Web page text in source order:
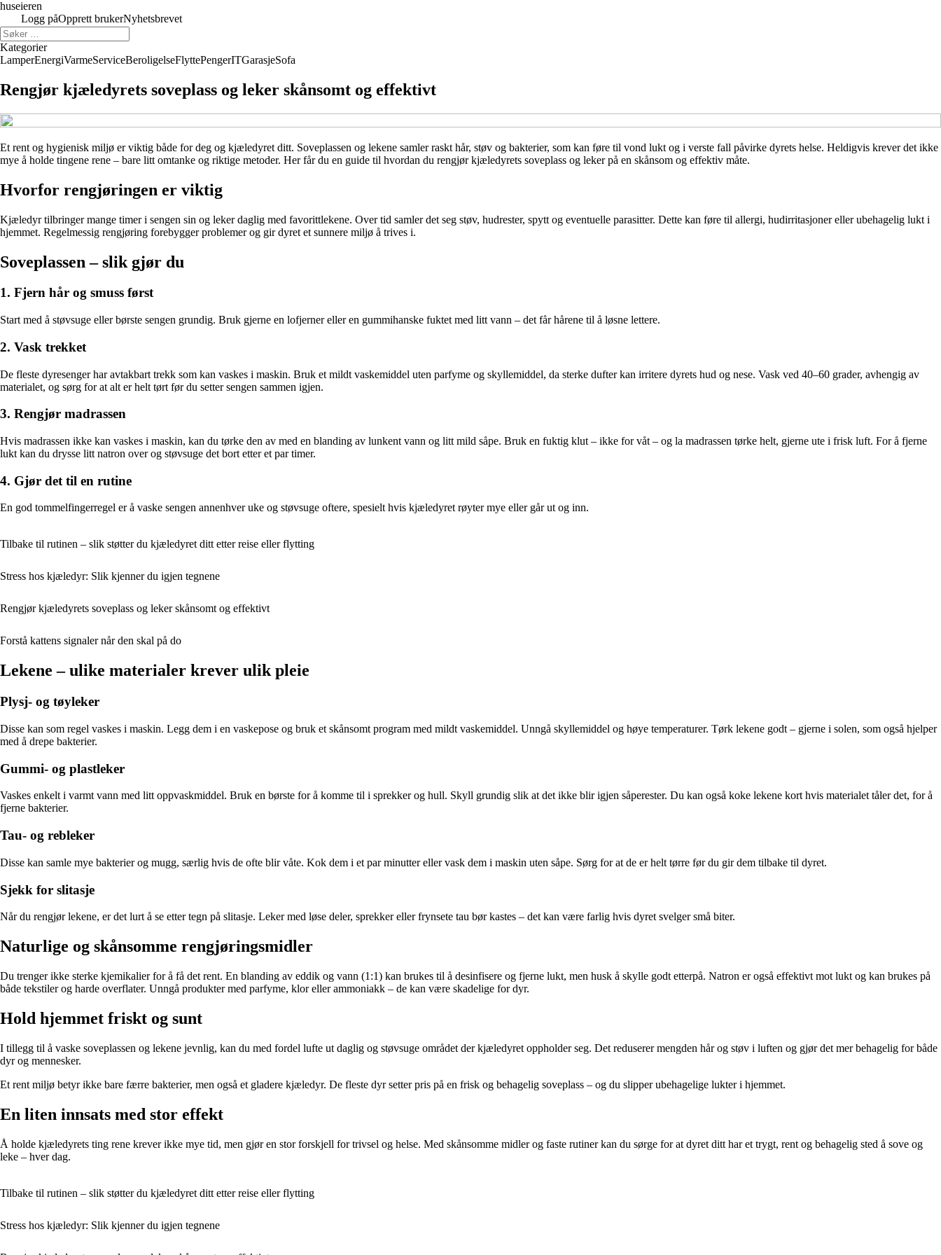
huseieren
Logg påOpprett brukerNyhetsbrevet
Kategorier
LamperEnergiVarmeServiceBeroligelseFlyttePengerITGarasjeSofa
Rengjør kjæledyrets soveplass og leker skånsomt og effektivt
Et rent og hygienisk miljø er viktig både for deg og kjæledyret ditt. Soveplassen og lekene samler raskt hår, støv og bakterier, som kan føre til vond lukt og i verste fall påvirke dyrets helse. Heldigvis krever det ikke
mye å holde tingene rene – bare litt omtanke og riktige metoder. Her får du en guide til hvordan du rengjør kjæledyrets soveplass og leker på en skånsom og effektiv måte.
Hvorfor rengjøringen er viktig
Kjæledyr tilbringer mange timer i sengen sin og leker daglig med favorittlekene. Over tid samler det seg støv, hudrester, spytt og eventuelle parasitter. Dette kan føre til allergi, hudirritasjoner eller ubehagelig lukt i
hjemmet. Regelmessig rengjøring forebygger problemer og gir dyret et sunnere miljø å trives i.
Soveplassen – slik gjør du
1. Fjern hår og smuss først
Start med å støvsuge eller børste sengen grundig. Bruk gjerne en lofjerner eller en gummihanske fuktet med litt vann – det får hårene til å løsne lettere.
2. Vask trekket
De fleste dyresenger har avtakbart trekk som kan vaskes i maskin. Bruk et mildt vaskemiddel uten parfyme og skyllemiddel, da sterke dufter kan irritere dyrets hud og nese. Vask ved 40–60 grader, avhengig av
materialet, og sørg for at alt er helt tørt før du setter sengen sammen igjen.
3. Rengjør madrassen
Hvis madrassen ikke kan vaskes i maskin, kan du tørke den av med en blanding av lunkent vann og litt mild såpe. Bruk en fuktig klut – ikke for våt – og la madrassen tørke helt, gjerne ute i frisk luft. For å fjerne
lukt kan du drysse litt natron over og støvsuge det bort etter et par timer.
4. Gjør det til en rutine
En god tommelfingerregel er å vaske sengen annenhver uke og støvsuge oftere, spesielt hvis kjæledyret røyter mye eller går ut og inn.
Tilbake til rutinen – slik støtter du kjæledyret ditt etter reise eller flytting
Stress hos kjæledyr: Slik kjenner du igjen tegnene
Rengjør kjæledyrets soveplass og leker skånsomt og effektivt
Forstå kattens signaler når den skal på do
Lekene – ulike materialer krever ulik pleie
Plysj- og tøyleker
Disse kan som regel vaskes i maskin. Legg dem i en vaskepose og bruk et skånsomt program med mildt vaskemiddel. Unngå skyllemiddel og høye temperaturer. Tørk lekene godt – gjerne i solen, som også hjelper
med å drepe bakterier.
Gummi- og plastleker
Vaskes enkelt i varmt vann med litt oppvaskmiddel. Bruk en børste for å komme til i sprekker og hull. Skyll grundig slik at det ikke blir igjen såperester. Du kan også koke lekene kort hvis materialet tåler det, for å
fjerne bakterier.
Tau- og rebleker
Disse kan samle mye bakterier og mugg, særlig hvis de ofte blir våte. Kok dem i et par minutter eller vask dem i maskin uten såpe. Sørg for at de er helt tørre før du gir dem tilbake til dyret.
Sjekk for slitasje
Når du rengjør lekene, er det lurt å se etter tegn på slitasje. Leker med løse deler, sprekker eller frynsete tau bør kastes – det kan være farlig hvis dyret svelger små biter.
Naturlige og skånsomme rengjøringsmidler
Du trenger ikke sterke kjemikalier for å få det rent. En blanding av eddik og vann (1:1) kan brukes til å desinfisere og fjerne lukt, men husk å skylle godt etterpå. Natron er også effektivt mot lukt og kan brukes på
både tekstiler og harde overflater. Unngå produkter med parfyme, klor eller ammoniakk – de kan være skadelige for dyr.
Hold hjemmet friskt og sunt
I tillegg til å vaske soveplassen og lekene jevnlig, kan du med fordel lufte ut daglig og støvsuge området der kjæledyret oppholder seg. Det reduserer mengden hår og støv i luften og gjør det mer behagelig for både
dyr og mennesker.
Et rent miljø betyr ikke bare færre bakterier, men også et gladere kjæledyr. De fleste dyr setter pris på en frisk og behagelig soveplass – og du slipper ubehagelige lukter i hjemmet.
En liten innsats med stor effekt
Å holde kjæledyrets ting rene krever ikke mye tid, men gjør en stor forskjell for trivsel og helse. Med skånsomme midler og faste rutiner kan du sørge for at dyret ditt har et trygt, rent og behagelig sted å sove og
leke – hver dag.
Tilbake til rutinen – slik støtter du kjæledyret ditt etter reise eller flytting
Stress hos kjæledyr: Slik kjenner du igjen tegnene